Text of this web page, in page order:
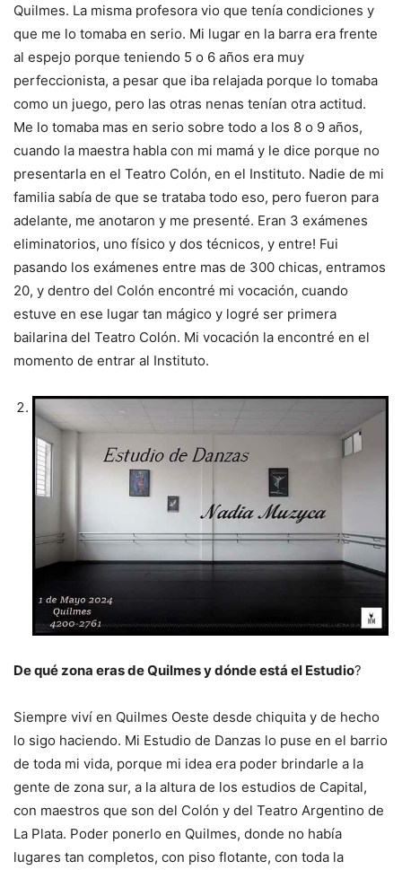
Quilmes. La misma profesora vio que tenía condiciones y
que me lo tomaba en serio. Mi lugar en la barra era frente
al espejo porque teniendo 5 o 6 años era muy
perfeccionista, a pesar que iba relajada porque lo tomaba
como un juego, pero las otras nenas tenían otra actitud.
Me lo tomaba mas en serio sobre todo a los 8 o 9 años,
cuando la maestra habla con mi mamá y le dice porque no
presentarla en el Teatro Colón, en el Instituto. Nadie de mi
familia sabía de que se trataba todo eso, pero fueron para
adelante, me anotaron y me presenté. Eran 3 exámenes
eliminatorios, uno físico y dos técnicos, y entre! Fui
pasando los exámenes entre mas de 300 chicas, entramos
20, y dentro del Colón encontré mi vocación, cuando
estuve en ese lugar tan mágico y logré ser primera
bailarina del Teatro Colón. Mi vocación la encontré en el
momento de entrar al Instituto.
De qué zona eras de Quilmes y dónde está el Estudio?
Siempre viví en Quilmes Oeste desde chiquita y de hecho
lo sigo haciendo. Mi Estudio de Danzas lo puse en el barrio
de toda mi vida, porque mi idea era poder brindarle a la
gente de zona sur, a la altura de los estudios de Capital,
con maestros que son del Colón y del Teatro Argentino de
La Plata. Poder ponerlo en Quilmes, donde no había
lugares tan completos, con piso flotante, con toda la